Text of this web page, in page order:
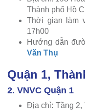
Thành phố Hồ
Thời gian làm
17h00
Hướng dẫn
Văn Thụ
Quận 1,
2. VNVC Quận 1
Địa chỉ: Tầng 2,